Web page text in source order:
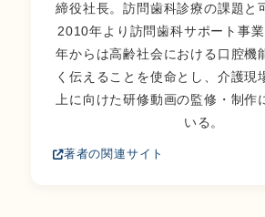
締役社長。訪問歯科診療の課題と
2010年より訪問歯科サポート事
年からは高齢社会における口腔機
く伝えることを使命とし、介護現
上に向けた研修動画の監修・制作
いる。
著者の関連サイト